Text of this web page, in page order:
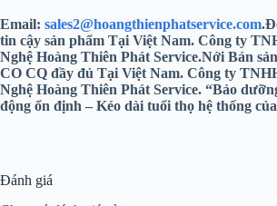
Email: sales2@hoangthienphatservice.com.
tin cậy sản phẩm Tại Việt Nam. Công ty
Nghệ Hoàng Thiên Phát Service.Nới Bán
CO CQ đầy đủ Tại Việt Nam. Công ty
Nghệ Hoàng Thiên Phát Service. “Bảo
động ổn định – Kéo dài tuổi thọ hệ thống
Đánh giá